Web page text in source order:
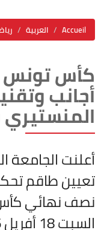
العربية Accueil
كأس تونس
المنستيري
أعلنت الجامعة
تعيين طاقم
نصف نهائي